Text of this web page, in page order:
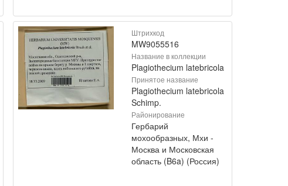
Штрихкод
MW9055516
Название в коллекции
Plagiothecium latebricola
Принятое название
Plagiothecium latebricola
Schimp.
Районирование
Гербарий
мохообразных, Мхи -
Москва и Московская
область (B6a) (Россия)